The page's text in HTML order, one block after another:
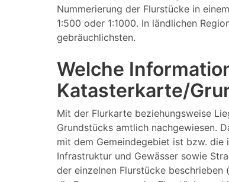
Nummerierung der Flurstücke in
1:500 oder 1:1000. In ländlichen
gebräuchlichsten.
Welche
Katasterkarte/
Mit der Flurkarte beziehungsweise
Grundstücks amtlich nachgewiesen.
mit dem Gemeindegebiet ist bzw. die
Infrastruktur und Gewässer sowie
der einzelnen Flurstücke